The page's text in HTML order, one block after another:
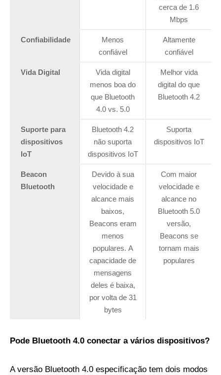
cerca de 1.6
Mbps
Confiabilidade
Menos
confiável
Altamente
confiável
Vida Digital
Vida digital
menos boa do
que Bluetooth
4.0 vs. 5.0
Melhor vida
digital do que
Bluetooth 4.2
Suporte para
dispositivos
IoT
Bluetooth 4.2
não suporta
dispositivos IoT
Suporta
dispositivos IoT
Beacon
Bluetooth
Devido à sua
velocidade e
alcance mais
baixos,
Beacons eram
menos
populares. A
capacidade de
mensagens
deles é baixa,
por volta de 31
bytes
Com maior
velocidade e
alcance no
Bluetooth 5.0
versão,
Beacons se
tornam mais
populares
Pode Bluetooth 4.0 conectar a vários dispositivos?
A versão Bluetooth 4.0 especificação tem dois modos